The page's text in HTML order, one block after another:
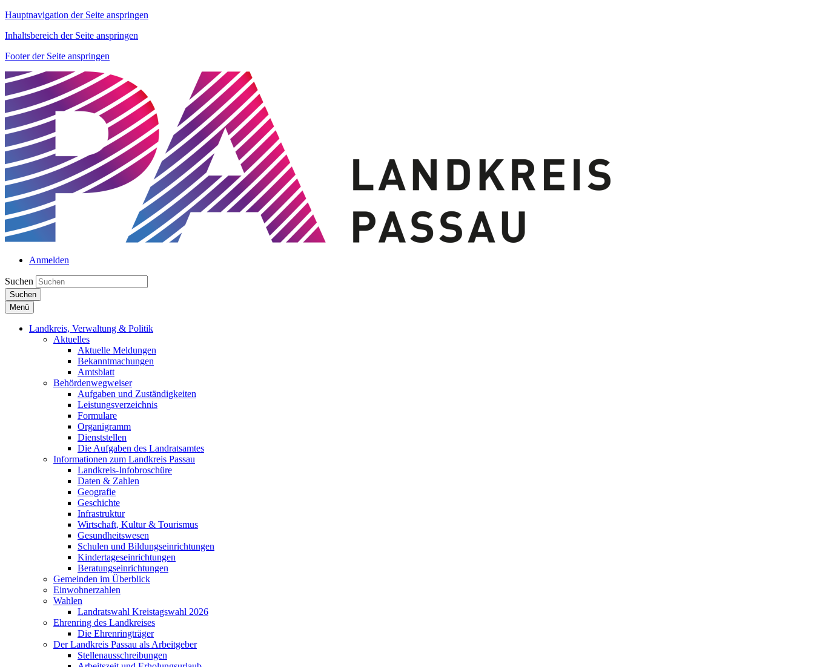
Hauptnavigation der Seite anspringen
Inhaltsbereich der Seite anspringen
Footer der Seite anspringen
Anmelden
Suchen
Suchen
Menü
Landkreis, Verwaltung & Politik
Aktuelles
Aktuelle Meldungen
Bekanntmachungen
Amtsblatt
Behördenwegweiser
Aufgaben und Zuständigkeiten
Leistungsverzeichnis
Formulare
Organigramm
Dienststellen
Die Aufgaben des Landratsamtes
Informationen zum Landkreis Passau
Landkreis-Infobroschüre
Daten & Zahlen
Geografie
Geschichte
Infrastruktur
Wirtschaft, Kultur & Tourismus
Gesundheitswesen
Schulen und Bildungseinrichtungen
Kindertageseinrichtungen
Beratungseinrichtungen
Gemeinden im Überblick
Einwohnerzahlen
Wahlen
Landratswahl Kreistagswahl 2026
Ehrenring des Landkreises
Die Ehrenringträger
Der Landkreis Passau als Arbeitgeber
Stellenausschreibungen